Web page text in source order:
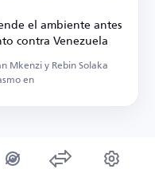
el ambiente antes
contra Venezuela
Mkenzi y Rebin Solaka
en